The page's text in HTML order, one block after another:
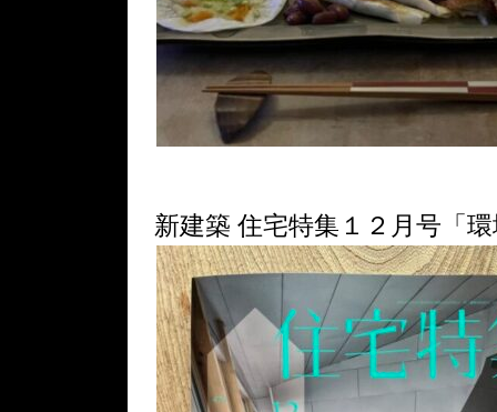
新建築 住宅特集１２月号「